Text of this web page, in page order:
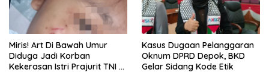
Miris! Art Di Bawah Umur
Diduga Jadi Korban
Kekerasan Istri Prajurit TNI di
Kasus Dugaan Pelanggaran
Oknum DPRD Depok, BKD
Gelar Sidang Kode Etik